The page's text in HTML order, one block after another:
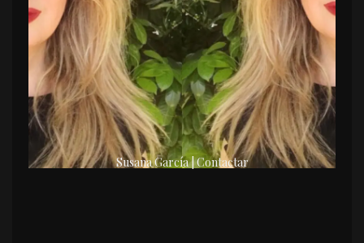
Susana García | Contactar